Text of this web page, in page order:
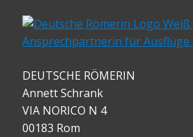
DEUTSCHE RÖMERIN
Annett Schrank
VIA NORICO N 4
00183 Rom